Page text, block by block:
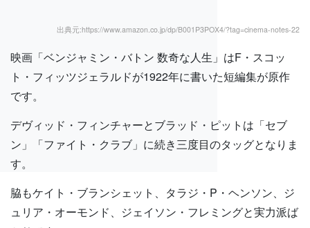
出典元:https://www.amazon.co.jp/dp/B001P3POX4/?tag=cinema-notes-22
映画「ベンジャミン・バトン 数奇な人生」はF・スコッ
ト・フィッツジェラルドが1922年に書いた短編集が原作
です。
デヴィッド・フィンチャーとブラッド・ピットは「セブ
ン」「ファイト・クラブ」に続き三度目のタッグとなりま
す。
脇もケイト・ブランシェット、タラジ・P・ヘンソン、ジ
ュリア・オーモンド、ジェイソン・フレミングと実力派ば